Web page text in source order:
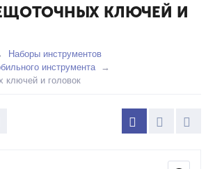
КЛЮЧЕЙ И
Наборы инструментов
инструмента
ключей и головок